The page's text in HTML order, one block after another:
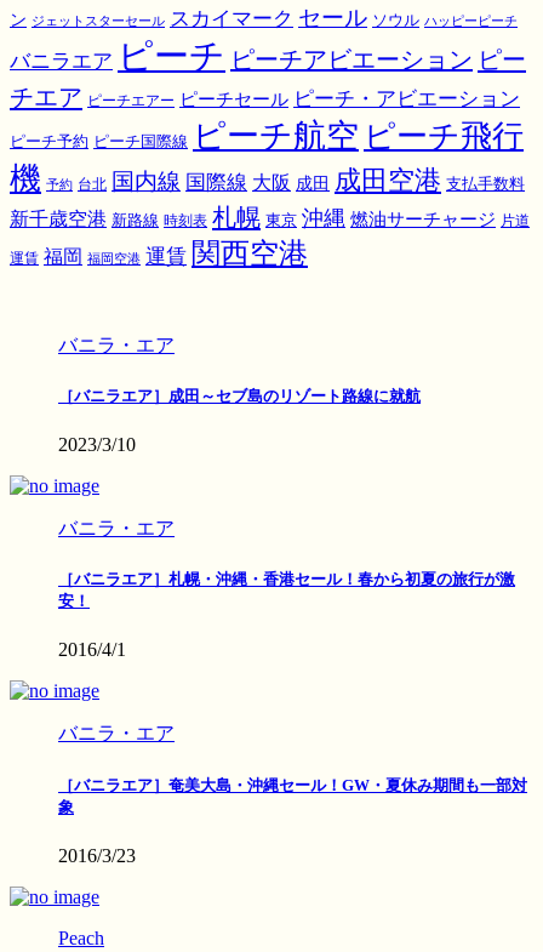
ン ジェットスターセール スカイマーク セール ソウル ハッピーピーチ
バニラエア ピーチ ピーチアビエーション ピー
チエア ピーチエアー ピーチセール ピーチ・アビエーション
ピーチ予約 ピーチ国際線 ピーチ航空 ピーチ飛行
機 予約 台北 国内線 国際線 大阪 成田 成田空港 支払手数料
新千歳空港 新路線 時刻表 札幌 東京 沖縄 燃油サーチャージ 片道
運賃 福岡 福岡空港 運賃 関西空港
バニラ・エア
［バニラエア］成田～セブ島のリゾート路線に就航
2023/3/10
バニラ・エア
［バニラエア］札幌・沖縄・香港セール！春から初夏の旅行が激
安！
2016/4/1
バニラ・エア
［バニラエア］奄美大島・沖縄セール！GW・夏休み期間も一部対
象
2016/3/23
Peach